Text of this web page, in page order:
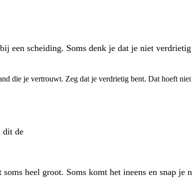
een scheiding. Soms denk je dat je niet
die je vertrouwt. Zeg dat je verdrietig bent. Dat hoeft
dit de
soms heel groot. Soms komt het ineens en snap